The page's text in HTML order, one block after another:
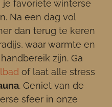
favoriete winterse
Na een dag vol
dan terug te keren
waar warmte en
zijn. Ga
of laat alle stress
. Geniet van de
sfeer in onze